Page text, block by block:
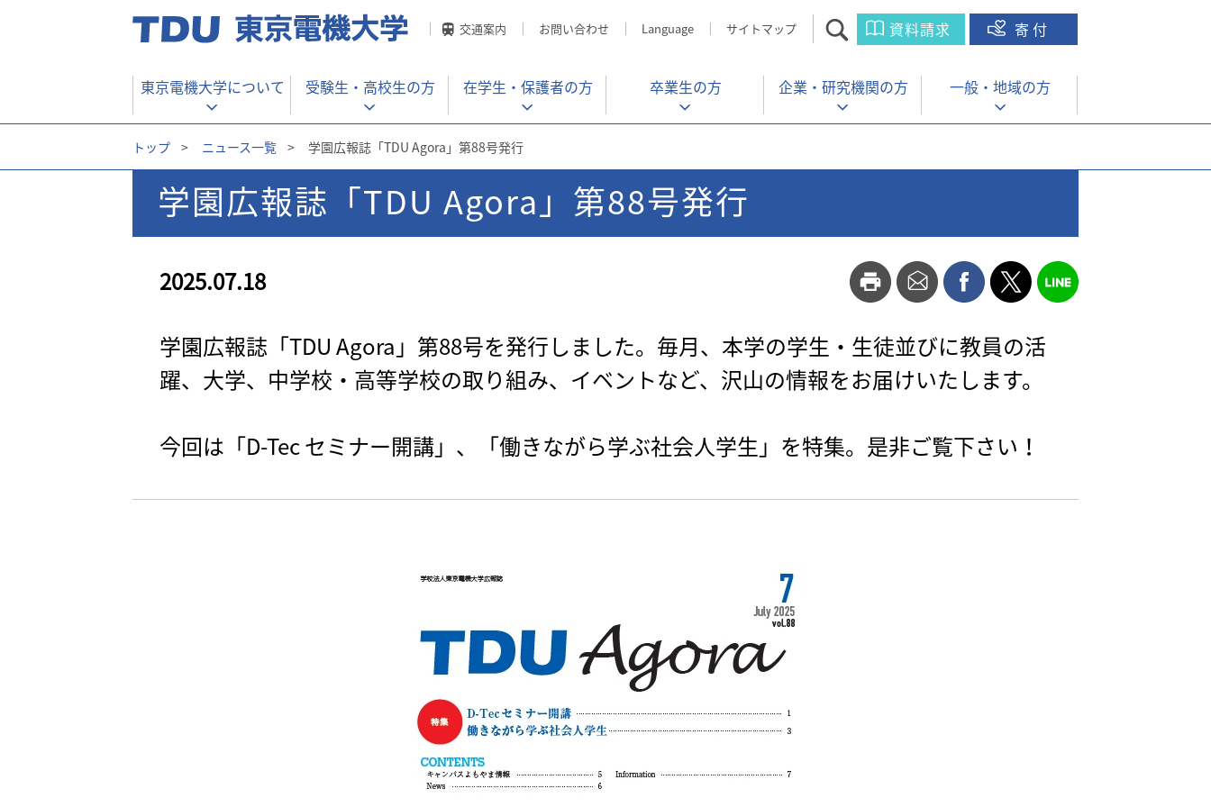
交通案内 お問い合わせ Language サイトマップ 資料請求 寄付
東京電機大学について 受験生・ 高校生の方 在学生・ 保護者の方 卒業生の方 企業・ 研究機関の方 一般・ 地域の方
トップ > ニュース一覧 > 学園広報誌「TDU Agora」第88号発行
学園広報誌「TDU Agora」第88号発行
2025.07.18
学園広報誌「TDU Agora」第88号を発行しました。毎月、本学の学生・生徒並びに教員の活
躍、大学、中学校・高等学校の取り組み、イベントなど、沢山の情報をお届けいたします。
今回は「D-Tec セミナー開講」、「働きながら学ぶ社会人学生」を特集。是非ご覧下さい！